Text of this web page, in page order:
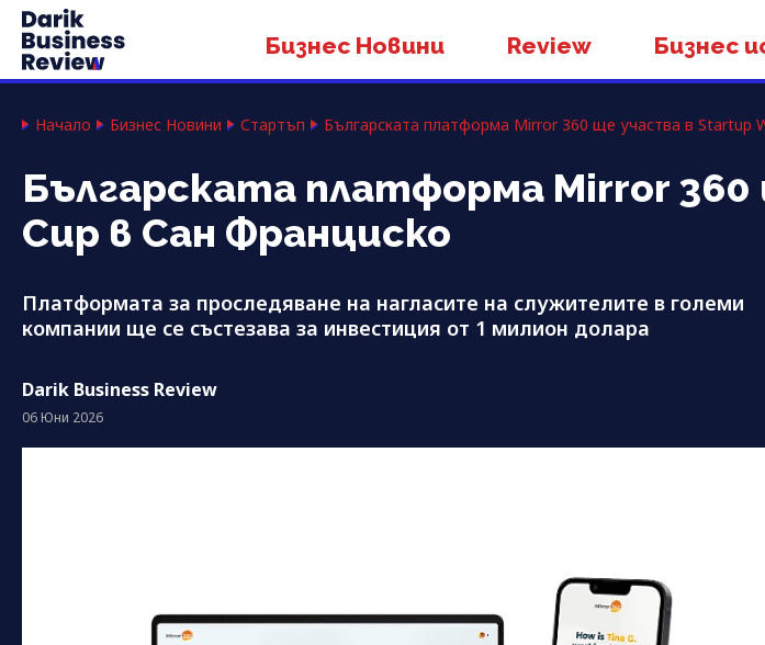
Бизнес Новини Review Бизнес
Начало Бизнес Новини Стартъп Българската платформа Mirror 360 ще участва в Startup
Българската платформа Mirror
Cup в Сан Франциско
Платформата за проследяване на нагласите на служителите в големи
компании ще се състезава за инвестиция от 1 милион долара
Darik Business Review
06 Юни 2026